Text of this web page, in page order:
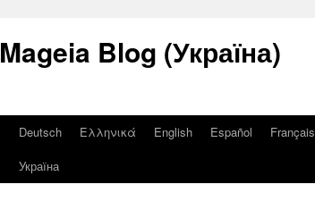
Mageia Blog (Україна)
Deutsch Ελληνικά English Español Français
Україна